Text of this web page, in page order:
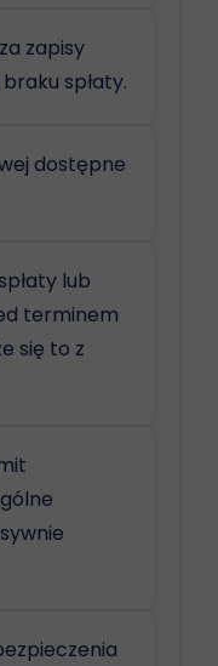
zapisy
spłaty.
dostępne
lub
terminem
się to z